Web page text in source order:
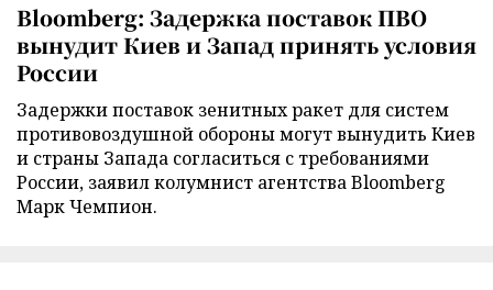
Bloomberg: Задержка поставок ПВО
вынудит Киев и Запад принять условия
России
Задержки поставок зенитных ракет для систем
противовоздушной обороны могут вынудить Киев
и страны Запада согласиться с требованиями
России, заявил колумнист агентства Bloomberg
Марк Чемпион.